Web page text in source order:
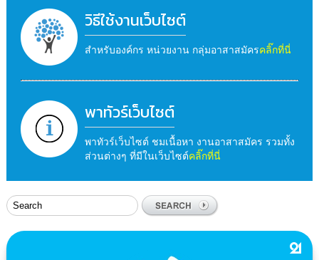
วิธีใช้งานเว็บไซต์
สำหรับองค์กร หน่วยงาน กลุ่มอาสาสมัครคลิ๊กที่นี่
พาทัวร์เว็บไซต์
พาทัวร์เว็บไซต์ ชมเนื้อหา งานอาสาสมัคร รวมทั้ง
ส่วนต่างๆ ที่มีในเว็บไซต์คลิ๊กที่นี่